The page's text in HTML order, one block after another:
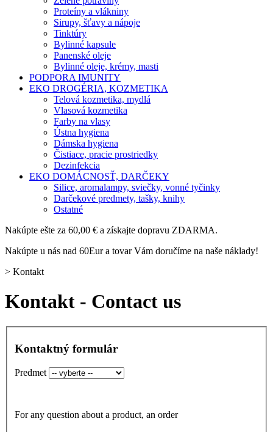
Proteíny a vlákniny
Sirupy, šťavy a nápoje
Tinktúry
Bylinné kapsule
Panenské oleje
Bylinné oleje, krémy, masti
PODPORA IMUNITY
EKO DROGÉRIA, KOZMETIKA
Telová kozmetika, mydlá
Vlasová kozmetika
Farby na vlasy
Ústna hygiena
Dámska hygiena
Čistiace, pracie prostriedky
Dezinfekcia
EKO DOMÁCNOSŤ, DARČEKY
Silice, aromalampy, sviečky, vonné tyčinky
Darčekové predmety, tašky, knihy
Ostatné
Nakúpte ešte za 60,00 € a získajte dopravu ZDARMA.
Nakúpte u nás nad 60Eur a tovar Vám doručíme na naše náklady!
> Kontakt
Kontakt - Contact us
Kontaktný formulár
Predmet
For any question about a product, an order